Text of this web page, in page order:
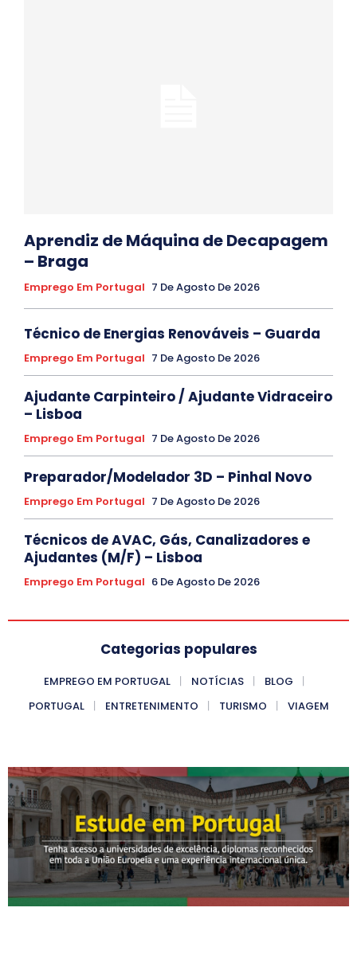
Aprendiz de Máquina de Decapagem
– Braga
Emprego Em Portugal 7 De Agosto De 2026
Técnico de Energias Renováveis – Guarda
Emprego Em Portugal 7 De Agosto De 2026
Ajudante Carpinteiro / Ajudante Vidraceiro
– Lisboa
Emprego Em Portugal 7 De Agosto De 2026
Preparador/Modelador 3D – Pinhal Novo
Emprego Em Portugal 7 De Agosto De 2026
Técnicos de AVAC, Gás, Canalizadores e
Ajudantes (M/F) – Lisboa
Emprego Em Portugal 6 De Agosto De 2026
Categorias populares
EMPREGO EM PORTUGAL NOTÍCIAS
BLOG
PORTUGAL
ENTRETENIMENTO TURISMO VIAGEM